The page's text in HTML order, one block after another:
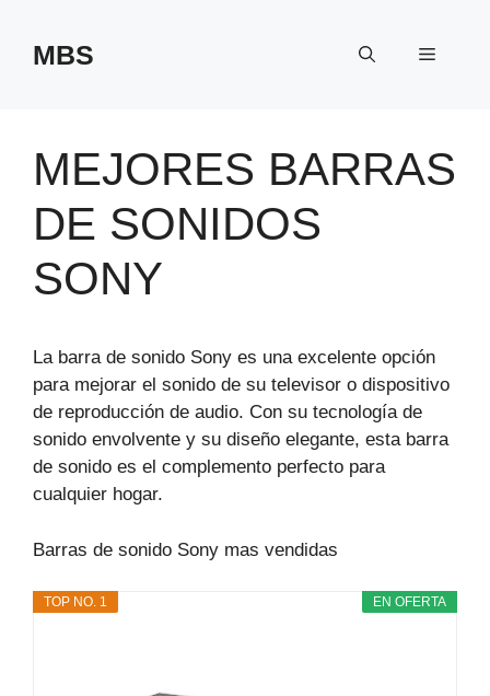
contenido
MBS Menú
MEJORES BARRAS
DE SONIDOS
SONY
La barra de sonido Sony es una excelente opción
para mejorar el sonido de su televisor o dispositivo
de reproducción de audio. Con su tecnología de
sonido envolvente y su diseño elegante, esta barra
de sonido es el complemento perfecto para
cualquier hogar.
Barras de sonido Sony mas vendidas
EN OFERTA
TOP NO. 1